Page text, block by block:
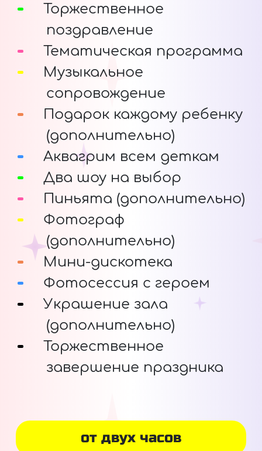
Торжественное
поздравление
Тематическая программа
Музыкальное
сопровождение
Подарок каждому ребенку
(дополнительно)
Аквагрим всем деткам
Два шоу на выбор
Пиньята (дополнительно)
Фотограф
(дополнительно)
Мини-дискотека
Фотосессия с героем
Украшение зала
(дополнительно)
Торжественное
завершение праздника
от двух часов